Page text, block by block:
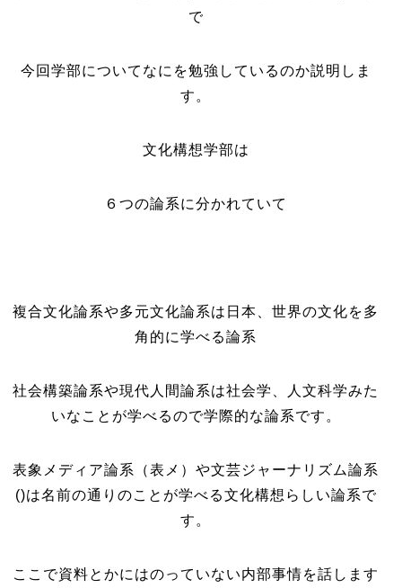
で
今回学部についてなにを勉強しているのか説明しま
す。
文化構想学部は
６つの論系に分かれていて
複合文化論系や多元文化論系は日本、世界の文化を多
角的に学べる論系
社会構築論系や現代人間論系は社会学、人文科学みた
いなことが学べるので学際的な論系です。
表象メディア論系（表メ）や文芸ジャーナリズム論系
()は名前の通りのことが学べる文化構想らしい論系で
す。
ここで資料とかにはのっていない内部事情を話します